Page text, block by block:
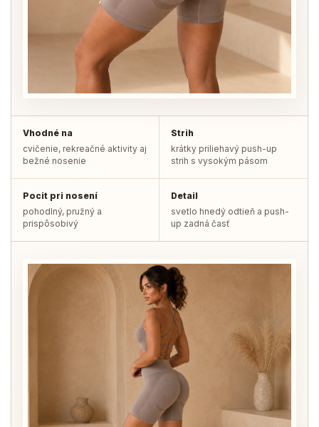
Vhodné na
cvičenie, rekreačné aktivity aj
bežné nosenie
Strih
krátky priliehavý push-up
strih s vysokým pásom
Pocit pri nosení
pohodlný, pružný a
prispôsobivý
Detail
svetlo hnedý odtieň a push-
up zadná časť